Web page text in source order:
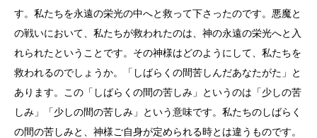
す。私たちを永遠の栄光の中へと救って下さったのです。悪魔と
の戦いにおいて、私たちが救われたのは、神の永遠の栄光へと入
れられたということです。その神様はどのようにして、私たちを
救われるのでしょうか。「しばらくの間苦しんだあなたがた」と
あります。この「しばらくの間の苦しみ」というのは「少しの苦
しみ」「少しの間の苦しみ」という意味です。私たちのしばらく
の間の苦しみと、神様ご自身が定められる時とは違うものです。